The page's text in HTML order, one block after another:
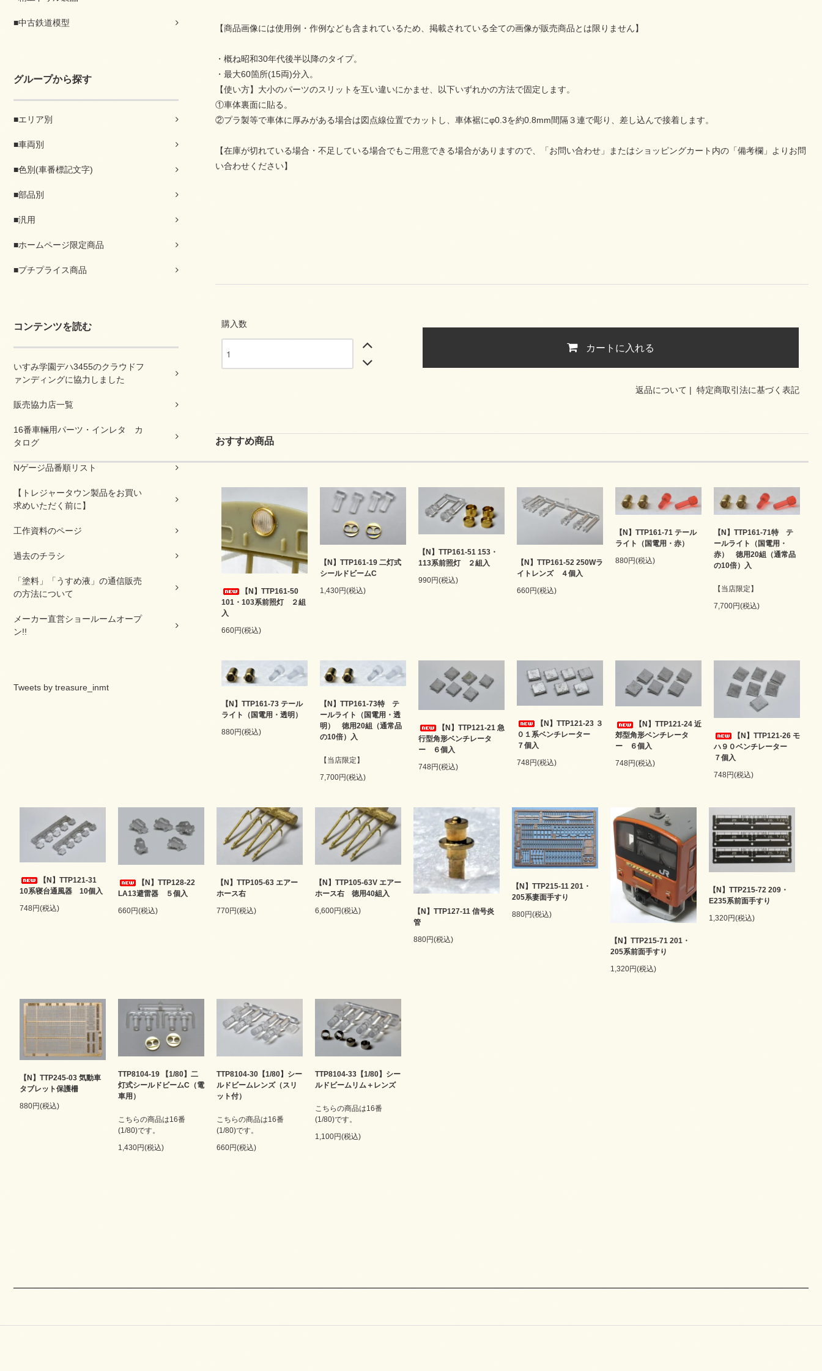
■中古鉄道模型
グループから探す
■エリア別
■車両別
■色別(車番標記文字)
■部品別
■汎用
■ホームページ限定商品
■プチプライス商品
コンテンツを読む
いすみ学園デハ3455のクラウドフ
ァンディングに協力しました
販売協力店一覧
16番車輛用パーツ・インレタ カ
タログ
Nゲージ品番順リスト
【トレジャータウン製品をお買い
求めいただく前に】
工作資料のページ
過去のチラシ
「塗料」「うすめ液」の通信販売
の方法について
メーカー直営ショールームオープ
ン!!
Tweets by treasure_inmt
【商品画像には使用例・作例なども含まれているため、掲載されている全ての画像が販売商品とは限りません】
・概ね昭和30年代後半以降のタイプ。
・最大60箇所(15両)分入。
【使い方】大小のパーツのスリットを互い違いにかませ、以下いずれかの方法で固定します。
①車体裏面に貼る。
②プラ製等で車体に厚みがある場合は図点線位置でカットし、車体裾にφ0.3を約0.8mm間隔３連で彫り、差し込んで接着します。
【在庫が切れている場合・不足している場合でもご用意できる場合がありますので、「お問い合わせ」またはショッピングカート内の「備考欄」よりお問
い合わせください】
購入数
カートに入れる
返品について | 特定商取引法に基づく表記
おすすめ商品
【N】TTP161-50
101・103系前照灯 ２組
入
660円(税込)
【N】TTP161-19 二灯式
シールドビームC
1,430円(税込)
【N】TTP161-51 153・
113系前照灯 ２組入
990円(税込)
【N】TTP161-52 250Wラ
イトレンズ ４個入
660円(税込)
【N】TTP161-71 テール
ライト（国電用・赤）
880円(税込)
【N】TTP161-71特 テ
ールライト（国電用・
赤） 徳用20組（通常品
の10倍）入
【当店限定】
7,700円(税込)
【N】TTP161-73 テール
ライト（国電用・透明）
880円(税込)
【N】TTP161-73特 テ
ールライト（国電用・透
明） 徳用20組（通常品
の10倍）入
【当店限定】
7,700円(税込)
【N】TTP121-21 急
行型角形ベンチレータ
ー ６個入
748円(税込)
【N】TTP121-23 ３
０１系ベンチレーター
７個入
748円(税込)
【N】TTP121-24 近
郊型角形ベンチレータ
ー ６個入
748円(税込)
【N】TTP121-26 モ
ハ９０ベンチレーター
７個入
748円(税込)
【N】TTP121-31
10系寝台通風器 10個入
748円(税込)
【N】TTP128-22
LA13避雷器 ５個入
660円(税込)
【N】TTP105-63 エアー
ホース右
770円(税込)
【N】TTP105-63V エアー
ホース右 徳用40組入
6,600円(税込)
【N】TTP127-11 信号炎
管
880円(税込)
【N】TTP215-11 201・
205系妻面手すり
880円(税込)
【N】TTP215-71 201・
205系前面手すり
1,320円(税込)
【N】TTP215-72 209・
E235系前面手すり
1,320円(税込)
【N】TTP245-03 気動車
タブレット保護柵
880円(税込)
TTP8104-19 【1/80】二
灯式シールドビームC（電
車用）
こちらの商品は16番
(1/80)です。
1,430円(税込)
TTP8104-30【1/80】シー
ルドビームレンズ（スリ
ット付）
こちらの商品は16番
(1/80)です。
660円(税込)
TTP8104-33【1/80】シー
ルドビームリム＋レンズ
こちらの商品は16番
(1/80)です。
1,100円(税込)